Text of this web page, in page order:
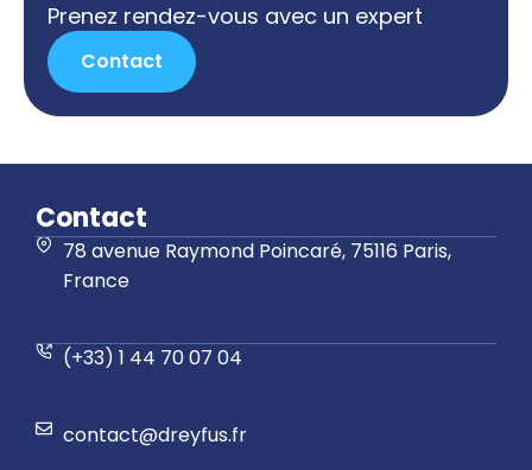
Prenez rendez-vous avec un expert
Contact
Contact
78 avenue Raymond Poincaré, 75116 Paris,
France
(+33) 1 44 70 07 04
contact@dreyfus.fr